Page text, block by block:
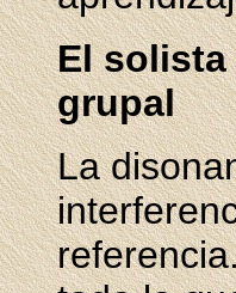
El
grupal
La